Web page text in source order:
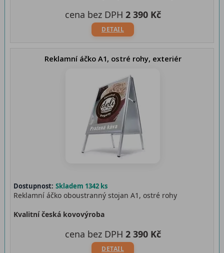
DETAIL
cena bez DPH 2 390 Kč
Reklamní áčko A1, ostré rohy, exteriér
Dostupnost: Skladem 1342 ks
Reklamní áčko oboustranný stojan A1, ostré rohy
Kvalitní česká kovovýroba
DETAIL
cena bez DPH 2 390 Kč